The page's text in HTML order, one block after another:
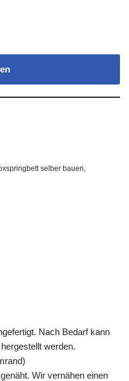
selber bauen
Nach Bedarf kann
werden.
Wir vernähen einen